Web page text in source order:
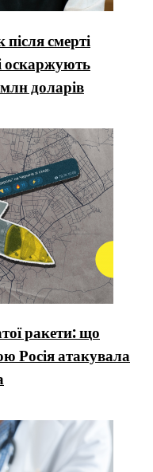
смерті
оскаржують
доларів
ракети: що
Росія атакувала